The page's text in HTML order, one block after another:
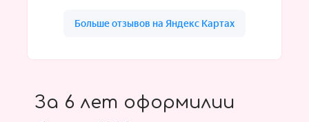
За 6 лет оформилии